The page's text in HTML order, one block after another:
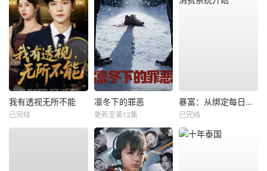
我有透视无所不能
已完结
凛冬下的罪恶
更新至第12集
暴富：从绑定每日消费系统开始
已完结